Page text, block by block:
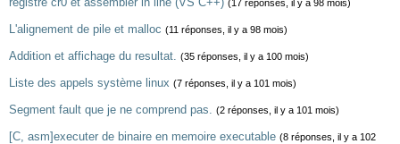
(17 réponses, il y a 98 mois)
L'alignement de pile et malloc (11 réponses, il y a 98 mois)
Addition et affichage du resultat. (35 réponses, il y a 100 mois)
Liste des appels système linux (7 réponses, il y a 101 mois)
Segment fault que je ne comprend pas. (2 réponses, il y a 101 mois)
[C, asm]executer de binaire en memoire executable (8 réponses, il y a 102